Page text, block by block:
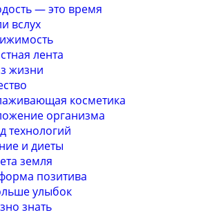
— это время
вслух
лента
жизни
косметика
организма
технологий
и диеты
земля
позитива
улыбок
знать